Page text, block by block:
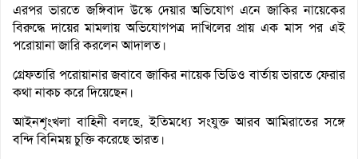
এরপর ভারতে জঙ্গিবাদ উস্কে দেয়ার অভিযোগ এনে জাকির নায়েকের
বিরুদ্ধে দায়ের মামলায় অভিযোগপত্র দাখিলের প্রায় এক মাস পর এই
পরোয়ানা জারি করলেন আদালত।
গ্রেফতারি পরোয়ানার জবাবে জাকির নায়েক ভিডিও বার্তায় ভারতে ফেরার
কথা নাকচ করে দিয়েছেন।
আইনশৃংখলা বাহিনী বলছে, ইতিমধ্যে সংযুক্ত আরব আমিরাতের সঙ্গে
বন্দি বিনিময় চুক্তি করেছে ভারত।